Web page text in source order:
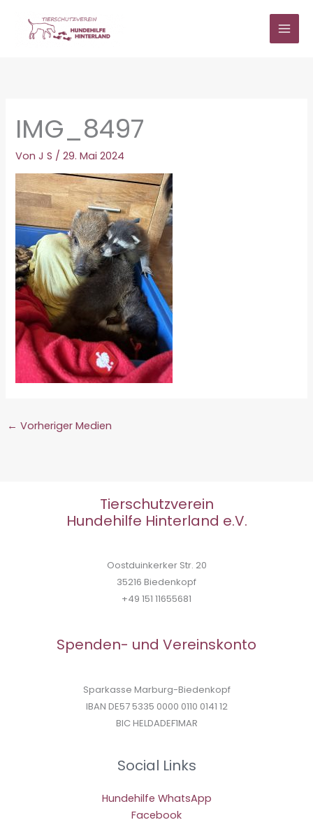
springen
IMG_8497
VonJ S /29. Mai 2024
← Vorheriger Medien
Tierschutzverein
Hundehilfe Hinterland e.V.
Oostduinkerker Str. 20
35216 Biedenkopf
+49 151 11655681
Spenden- und Vereinskonto
Sparkasse Marburg-Biedenkopf
IBAN DE57 5335 0000 0110 0141 12
BIC HELDADEF1MAR
Social Links
Hundehilfe WhatsApp
Facebook